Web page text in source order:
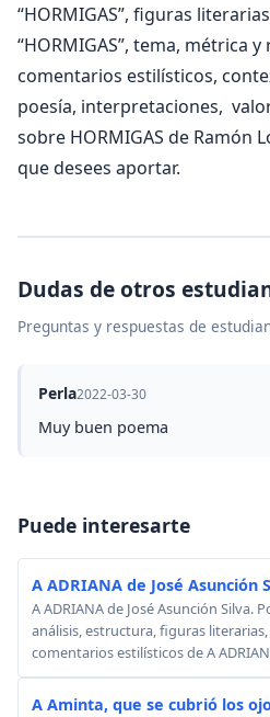
“HORMIGAS”, figuras
“HORMIGAS”, tema, métrica
comentarios estilísticos,
poesía, interpretaciones,
sobre HORMIGAS de Ramón
que desees aportar.
Dudas de otros
Preguntas y respuestas de
Perla2022-03-30
Muy buen poema
Puede interesarte
A ADRIANA de José Asunción
A ADRIANA de José Asunción Silva.
análisis, estructura, figuras
comentarios estilísticos de A
A Aminta, que se cubrió los